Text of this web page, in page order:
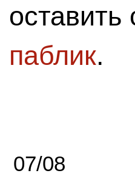
паблик.
07/08